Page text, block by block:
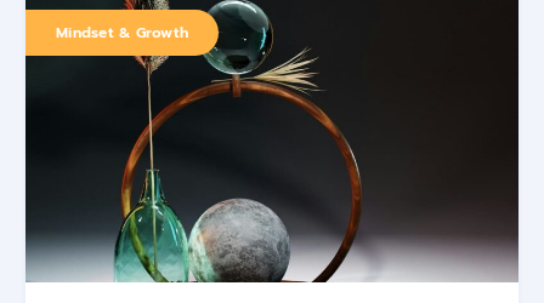
Mindset & Growth